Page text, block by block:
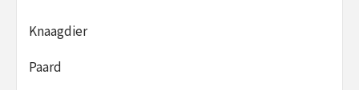
Knaagdier
Paard